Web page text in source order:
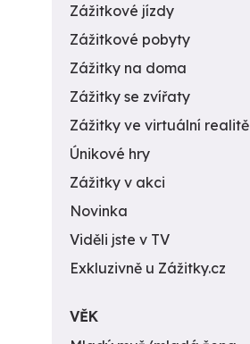
Zážitkové jízdy
Zážitkové pobyty
Zážitky na doma
Zážitky se zvířaty
Zážitky ve virtuální realitě
Únikové hry
Zážitky v akci
Novinka
Viděli jste v TV
Exkluzivně u Zážitky.cz
VĚK